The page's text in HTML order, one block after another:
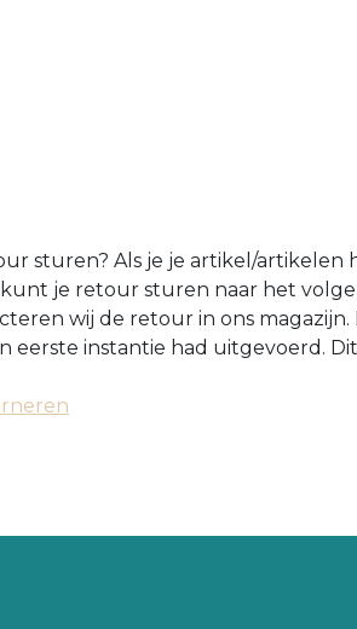
sturen? Als je je artikel/
je retour sturen naar het
wij de retour in ons
eerste instantie had uitgevoerd.